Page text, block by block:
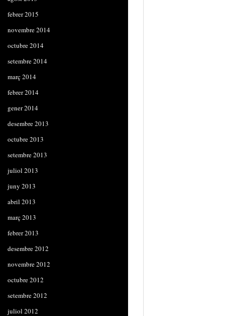
febrer 2015
novembre 2014
octubre 2014
setembre 2014
març 2014
febrer 2014
gener 2014
desembre 2013
octubre 2013
setembre 2013
juliol 2013
juny 2013
abril 2013
març 2013
febrer 2013
desembre 2012
novembre 2012
octubre 2012
setembre 2012
juliol 2012